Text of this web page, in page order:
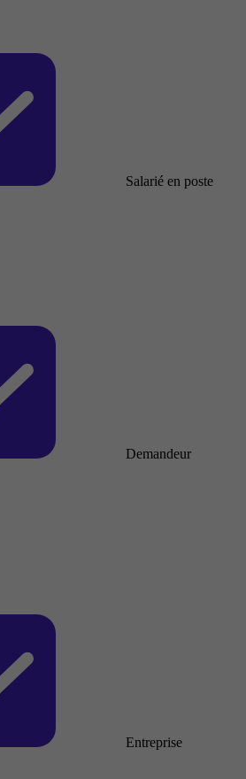
Salarié en poste
Demandeur
Entreprise